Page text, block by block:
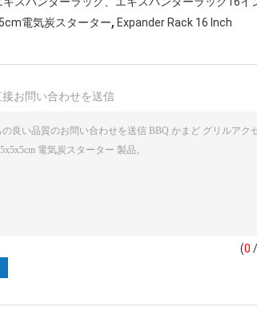
電気炭スターター, Expander Rack 16 Inch
お問い合わせを送信
(0